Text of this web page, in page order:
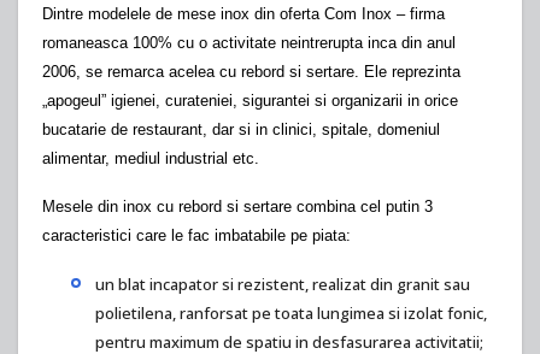
Dintre modelele de mese inox din oferta Com Inox – firma
romaneasca 100% cu o activitate neintrerupta inca din anul
2006, se remarca acelea cu rebord si sertare. Ele reprezinta
„apogeul” igienei, curateniei, sigurantei si organizarii in orice
bucatarie de restaurant, dar si in clinici, spitale, domeniul
alimentar, mediul industrial etc.
Mesele din inox cu rebord si sertare combina cel putin 3
caracteristici care le fac imbatabile pe piata:
un blat incapator si rezistent, realizat din granit sau
polietilena, ranforsat pe toata lungimea si izolat fonic,
pentru maximum de spatiu in desfasurarea activitatii;